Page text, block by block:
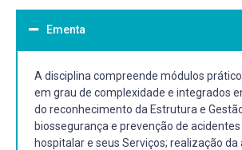
Ementa
A disciplina compreende módulos
em grau de complexidade e integrados
do reconhecimento da Estrutura e
biossegurança e prevenção de
hospitalar e seus Serviços; realização da